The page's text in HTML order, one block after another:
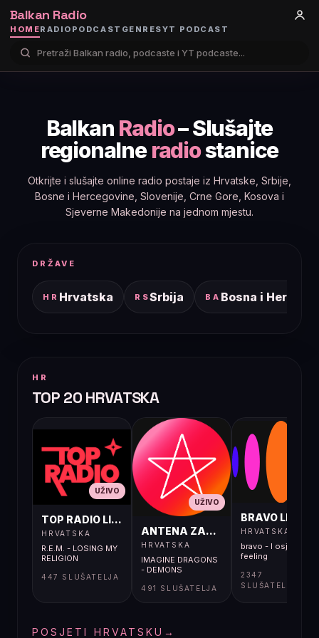
Balkan Radio
HOMERADIO PODCAST GENRESYT PODCAST
Balkan Radio– Slušajte
regionalneradiostanice
Otkrijte i slušajte online radio postaje iz Hrvatske, Srbije,
Bosne i Hercegovine, Slovenije, Crne Gore, Kosova i
Sjeverne Makedonije na jednom mjestu.
DRŽAVE
HR Hrvatska RSSrbija BA Bosna i
HR
TOP 20 HRVATSKA
UŽIVO
TOP RADIO LIVE
HRVATSKA
R.E.M. - LOSING MY
RELIGION
447 SLUŠATELJA
UŽIVO
ANTENA ZAGREB LIVE
HRVATSKA
IMAGINE DRAGONS
- DEMONS
491 SLUŠATELJA
BRAVO LIVE
HRVATSKA
bravo - I osjećaj i
feeling
2347
SLUŠATELJA
POSJETI HRVATSKU →